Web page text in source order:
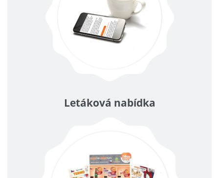
Letáková nabídka